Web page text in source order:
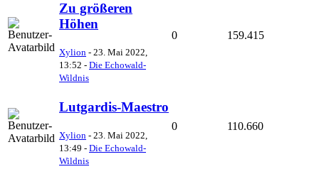
Zu größeren
Höhen
Xylion - 23. Mai 2022,
13:52 - Die Echowald-
Wildnis
0 159.415
Lutgardis-Maestro
Xylion - 23. Mai 2022,
13:49 - Die Echowald-
Wildnis
0 110.660